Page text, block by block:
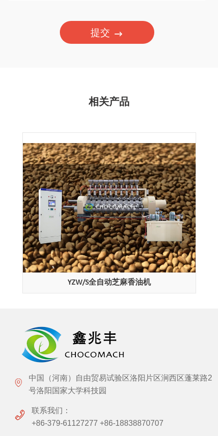
提交
相关产品
YZW/S全自动芝麻香油机
中国（河南）自由贸易试验区洛阳片区涧西区蓬莱路2
号洛阳国家大学科技园
联系我们：
+86-379-61127277 +86-18838870707